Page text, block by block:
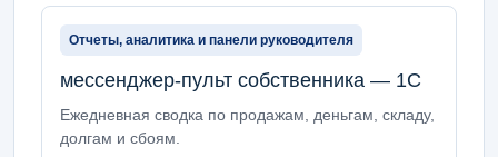
Отчеты, аналитика и панели руководителя
мессенджер-пульт собственника — 1С
Ежедневная сводка по продажам, деньгам, складу,
долгам и сбоям.